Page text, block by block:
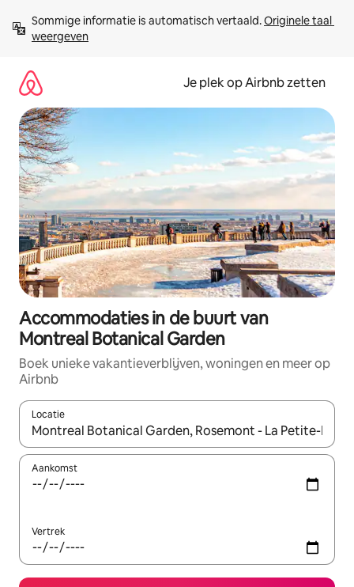
direct
naar
Sommige informatie is automatisch vertaald. Originele taal
weergeven
Je plek op Airbnb zetten
Accommodaties in de buurt van
Montreal Botanical Garden
Boek unieke vakantieverblijven, woningen en meer op
Airbnb
Locatie
Wanneer er resultaten beschikbaar zijn, maak je een keuze
Aankomst
Vertrek